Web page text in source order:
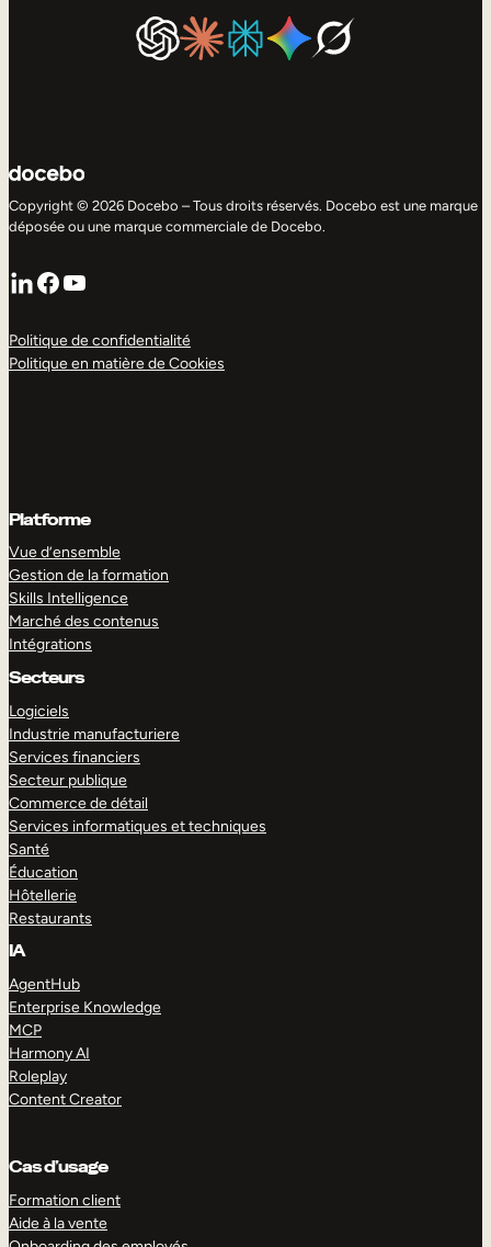
Copyright © 2026 Docebo – Tous droits réservés. Docebo est une marque
déposée ou une marque commerciale de Docebo.
LinkedIn
Facebook
YouTube
Politique de confidentialité
Politique en matière de Cookies
Platforme
Vue d’ensemble
Gestion de la formation
Skills Intelligence
Marché des contenus
Intégrations
Secteurs
Logiciels
Industrie manufacturiere
Services financiers
Secteur publique
Commerce de détail
Services informatiques et techniques
Santé
Éducation
Hôtellerie
Restaurants
IA
AgentHub
Enterprise Knowledge
MCP
Harmony AI
Roleplay
Content Creator
Cas d’usage
Formation client
Aide à la vente